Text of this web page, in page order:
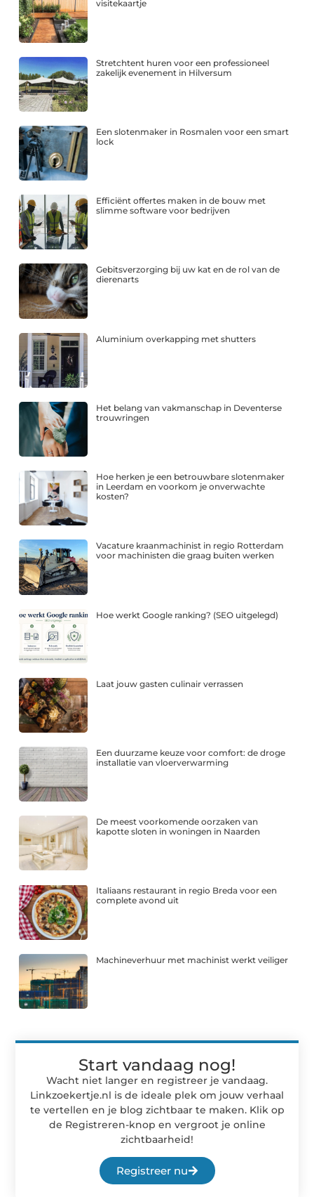
visitekaartje
Stretchtent huren voor een professioneel
zakelijk evenement in Hilversum
Een slotenmaker in Rosmalen voor een smart
lock
Efficiënt offertes maken in de bouw met
slimme software voor bedrijven
Gebitsverzorging bij uw kat en de rol van de
dierenarts
Aluminium overkapping met shutters
Het belang van vakmanschap in Deventerse
trouwringen
Hoe herken je een betrouwbare slotenmaker
in Leerdam en voorkom je onverwachte
kosten?
Vacature kraanmachinist in regio Rotterdam
voor machinisten die graag buiten werken
Hoe werkt Google ranking? (SEO uitgelegd)
Laat jouw gasten culinair verrassen
Een duurzame keuze voor comfort: de droge
installatie van vloerverwarming
De meest voorkomende oorzaken van
kapotte sloten in woningen in Naarden
Italiaans restaurant in regio Breda voor een
complete avond uit
Machineverhuur met machinist werkt veiliger
Start vandaag nog!
Wacht niet langer en registreer je vandaag.
Linkzoekertje.nl is de ideale plek om jouw verhaal
te vertellen en je blog zichtbaar te maken. Klik op
de Registreren-knop en vergroot je online
zichtbaarheid!
Registreer nu